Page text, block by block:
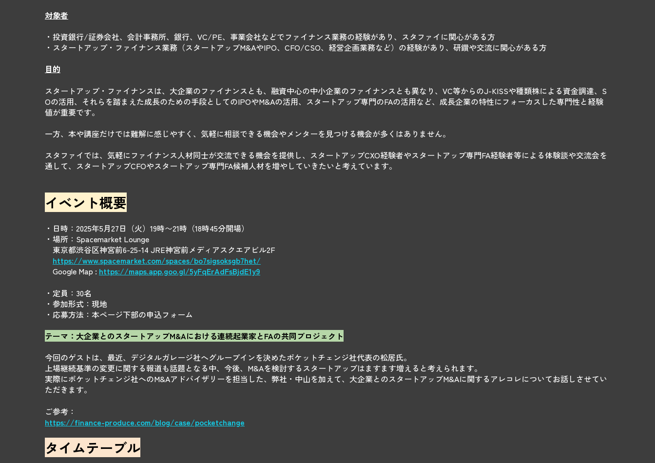
対象者
・投資銀行/証券会社、会計事務所、銀行、VC/PE、事業会社などでファイナンス業務の経験があり、スタファイに関心がある方
・スタートアップ・ファイナンス業務（スタートアップM&AやIPO、CFO/CSO、経営企画業務など）の経験があり、研鑽や交流に関心がある方
目的
スタートアップ・ファイナンスは、大企業のファイナンスとも、融資中心の中小企業のファイナンスとも異なり、VC等からのJ-KISSや種類株による資金調達、S
Oの活用、それらを踏まえた成長のための手段としてのIPOやM&Aの活用、スタートアップ専門のFAの活用など、成長企業の特性にフォーカスした専門性と経験
値が重要です。
一方、本や講座だけでは難解に感じやすく、気軽に相談できる機会やメンターを見つける機会が多くはありません。
スタファイでは、気軽にファイナンス人材同士が交流できる機会を提供し、スタートアップCXO経験者やスタートアップ専門FA経験者等による体験談や交流会を
通して、スタートアップCFOやスタートアップ専門FA候補人材を増やしていきたいと考えています。
イベント概要
・日時：2025年5月27日（火）19時〜21時（18時45分開場）
・場所：Spacemarket Lounge
東京都渋谷区神宮前6-25-14 JRE神宮前メディアスクエアビル2F
https://www.spacemarket.com/spaces/bo7sigsoksgb7het/
Google Map : https://maps.app.goo.gl/5yFqErAdFsBjdE1y9
・定員：30名
・参加形式：現地
・応募方法：本ページ下部の申込フォーム
テーマ：大企業とのスタートアップM&Aにおける連続起業家とFAの共同プロジェクト
今回のゲストは、最近、デジタルガレージ社へグループインを決めたポケットチェンジ社代表の松居氏。
上場継続基準の変更に関する報道も話題となる中、今後、M&Aを検討するスタートアップはますます増えると考えられます。
実際にポケットチェンジ社へのM&Aアドバイザリーを担当した、弊社・中山を加えて、大企業とのスタートアップM&Aに関するアレコレについてお話しさせてい
ただきます。
ご参考：
https://finance-produce.com/blog/case/pocketchange
タイムテーブル